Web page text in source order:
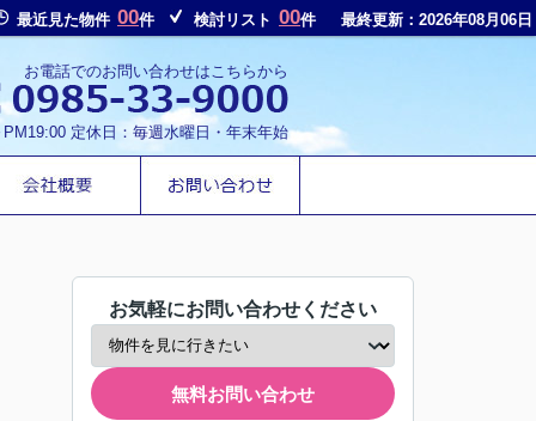
最近見た物件 00件 検討リスト 00件 最終更新：2026年08月06日
お電話でのお問い合わせはこちらから
定休日：毎週水曜日・年末年始
お気軽にお問い合わせください
無料お問い合わせ